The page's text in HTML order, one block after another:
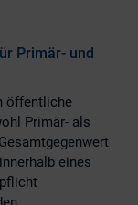
Primär- und
öffentliche
Primär- als
eines